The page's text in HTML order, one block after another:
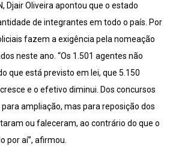
Djair Oliveira apontou que o estado
de integrantes em todo o país. Por
fazem a exigência pela nomeação
neste ano. “Os 1.501 agentes não
que está previsto em lei, que 5.150
e o efetivo diminui. Dos concursos
ampliação, mas para reposição dos
ou faleceram, ao contrário do que o
por aí”, afirmou.